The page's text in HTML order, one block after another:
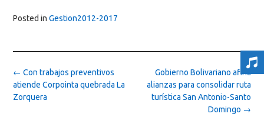
Posted in Gestion2012-2017
Post
navigation
Gobierno Bolivariano afina
alianzas para consolidar ruta
turística San Antonio-Santo
Domingo →
← Con trabajos preventivos
atiende Corpointa quebrada La
Zorquera